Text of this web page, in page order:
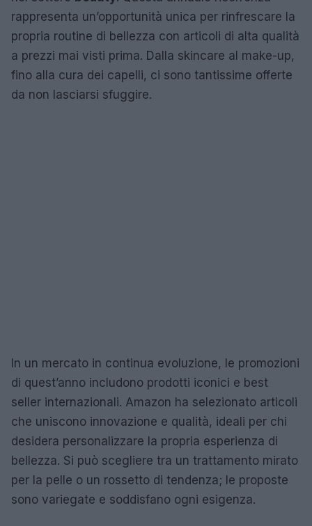
rappresenta un’opportunità unica per rinfrescare la
propria routine di bellezza con articoli di alta qualità
a prezzi mai visti prima. Dalla skincare al make-up,
fino alla cura dei capelli, ci sono tantissime offerte
da non lasciarsi sfuggire.
In un mercato in continua evoluzione, le promozioni
di quest’anno includono prodotti iconici e best
seller internazionali. Amazon ha selezionato articoli
che uniscono innovazione e qualità, ideali per chi
desidera personalizzare la propria esperienza di
bellezza. Si può scegliere tra un trattamento mirato
per la pelle o un rossetto di tendenza; le proposte
sono variegate e soddisfano ogni esigenza.